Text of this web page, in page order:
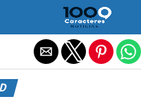
Salir de la versión